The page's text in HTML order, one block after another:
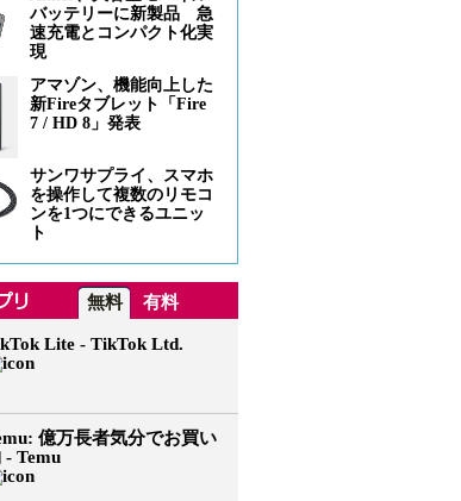
バッテリーに新製品 急
速充電とコンパクト化実
現
アマゾン、機能向上した
新Fireタブレット「Fire
7 / HD 8」発表
サンワサプライ、スマホ
を操作して複数のリモコ
ンを1つにできるユニッ
ト
無料 有料
Lite - TikTok Ltd.
億万長者気分でお買い
- Temu